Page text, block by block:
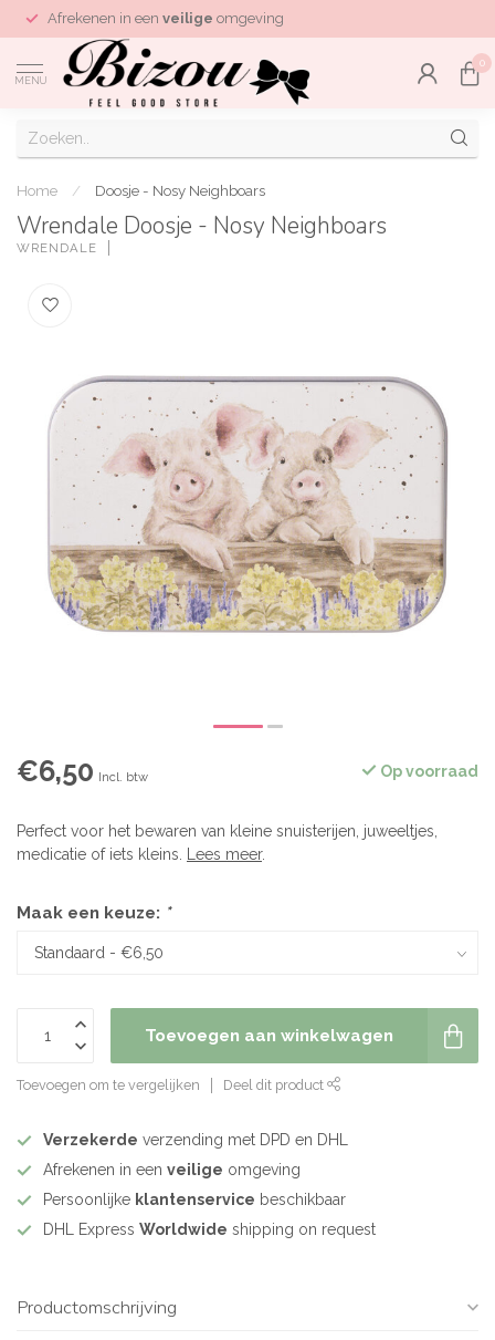
Afrekenen in een veilige omgeving
MENU
0
Home / Doosje - Nosy Neighboars
Wrendale Doosje - Nosy Neighboars
WRENDALE
€6,50 Incl. btw Op voorraad
Perfect voor het bewaren van kleine snuisterijen, juweeltjes,
medicatie of iets kleins.
Lees meer.
Maak een keuze: *
Toevoegen aan winkelwagen
Toevoegen om te vergelijken Deel dit product
Verzekerde verzending met DPD en DHL
Afrekenen in een veilige omgeving
Persoonlijke klantenservice beschikbaar
DHL Express Worldwide shipping on request
Productomschrijving